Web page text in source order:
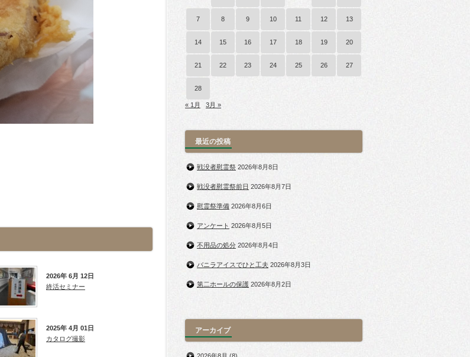
2026年 6月 12日
終活セミナー
2025年 4月 01日
カタログ撮影
7 8 9 10 11 12 13
14 15 16 17 18 19 20
21 22 23 24 25 26 27
28
« 1月 3月 »
最近の投稿
戦没者慰霊祭 2026年8月8日
戦没者慰霊祭前日 2026年8月7日
慰霊祭準備 2026年8月6日
アンケート 2026年8月5日
不用品の処分 2026年8月4日
バニラアイスでひと工夫 2026年8月3日
第二ホールの保護 2026年8月2日
アーカイブ